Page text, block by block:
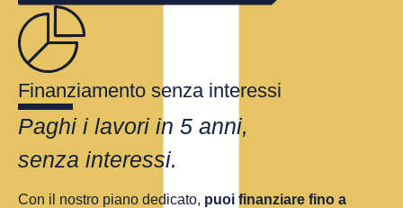
Finanziamento senza interessi
Paghi i lavori in 5 anni,
senza interessi.
Con il nostro piano dedicato, puoi finanziare fino a